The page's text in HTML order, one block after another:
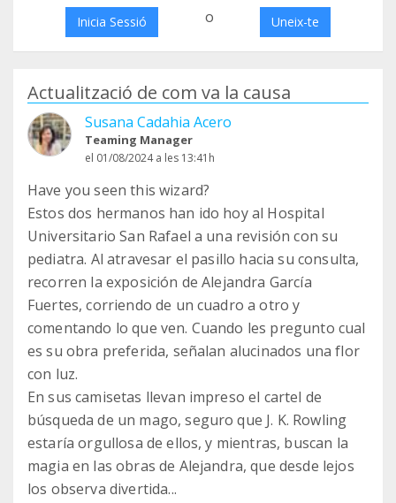
Inicia Sessió o Uneix-te
Actualització de com va la causa
Susana Cadahia Acero
Teaming Manager
el 01/08/2024 a les 13:41h
Have you seen this wizard?
Estos dos hermanos han ido hoy al Hospital
Universitario San Rafael a una revisión con su
pediatra. Al atravesar el pasillo hacia su consulta,
recorren la exposición de Alejandra García
Fuertes, corriendo de un cuadro a otro y
comentando lo que ven. Cuando les pregunto cual
es su obra preferida, señalan alucinados una flor
con luz.
En sus camisetas llevan impreso el cartel de
búsqueda de un mago, seguro que J. K. Rowling
estaría orgullosa de ellos, y mientras, buscan la
magia en las obras de Alejandra, que desde lejos
los observa divertida...